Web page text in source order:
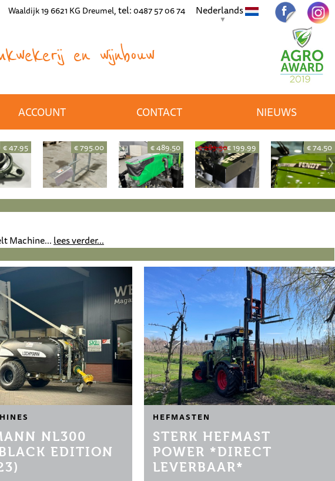
Waaldijk 19 6621 KG Dreumel, tel:0487 57 06 74 Nederlands
▼
en wijnbouw
ACCOUNT CONTACT NIEUWS
€ 47.95 € 795.00 € 489.50 € 199.99
€ 289.50 € 74.50
Machine...lees verder...
NL300
EDITION
HEFMASTEN
STERK HEFMAST
POWER *DIRECT
LEVERBAAR*